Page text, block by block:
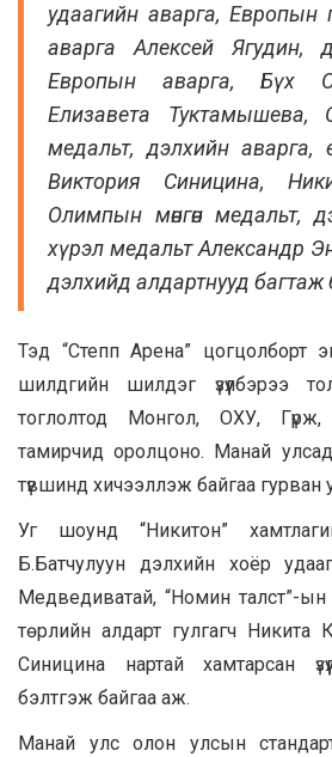
удаагийн аварга, Европын
аварга Алексей Ягудин,
Европын аварга, Бүх
Елизавета Туктамышева,
медальт, дэлхийн аварга,
Виктория Синицина,
Олимпын мөнгөн медальт,
хүрэл медальт Александр
дэлхийд алдартнууд багтаж
Тэд “Степп Арена” цогцолборт
шилдгийн шилдэг үзүүлбэрээ
тоглолтод Монгол, ОХУ, Гүрж,
тамирчид оролцоно. Манай
түвшинд хичээллэж байгаа гурван
Уг шоунд “Никитон”
Б.Батчулуун дэлхийн хоёр
Медведиватай, “Номин талст”-
төрлийн алдарт гулгагч Никита
Синицина нартай хамтарсан
бэлтгэж байгаа аж.
Манай улс олон улсын